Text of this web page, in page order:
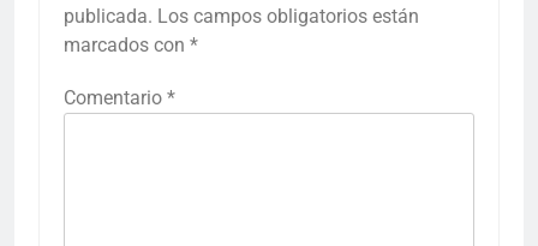
publicada. Los campos obligatorios están
marcados con *
Comentario *